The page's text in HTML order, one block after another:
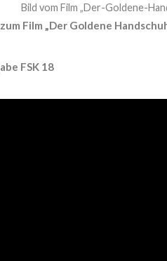
Bild vom Film „Der-Goldene-
Film „Der Goldene
FSK 18